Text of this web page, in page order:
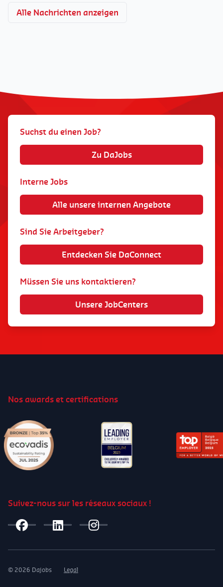
Alle Nachrichten anzeigen
Suchst du einen Job?
Zu DaJobs
Interne Jobs
Alle unsere internen Angebote
Sind Sie Arbeitgeber?
Entdecken Sie DaConnect
Müssen Sie uns kontaktieren?
Unsere JobCenters
Nos awards et certifications
Suivez-nous sur les réseaux sociaux !
© 2026 Dajobs Legal